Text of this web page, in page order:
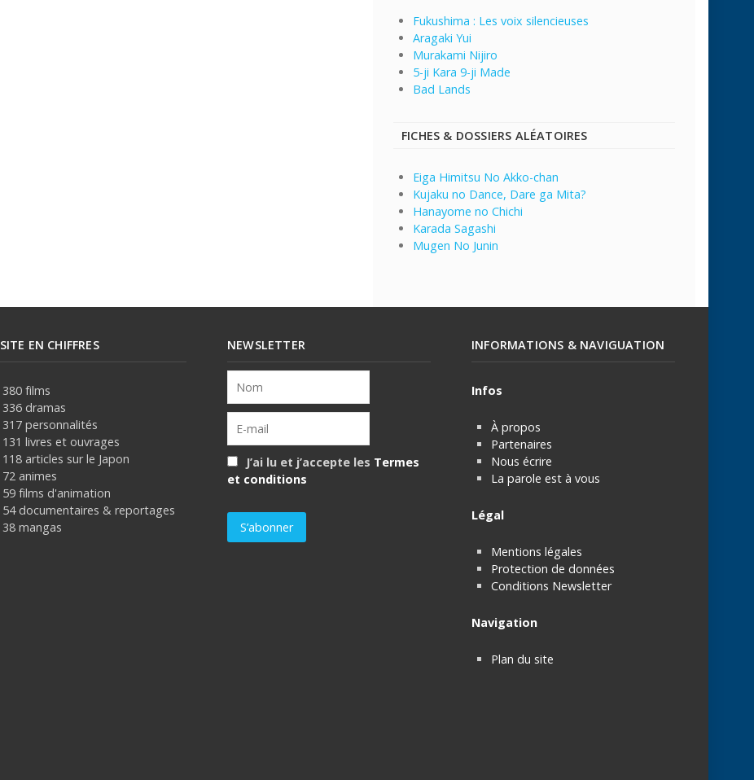
Fukushima : Les voix silencieuses
Aragaki Yui
Murakami Nijiro
5-ji Kara 9-ji Made
Bad Lands
FICHES & DOSSIERS ALÉATOIRES
Eiga Himitsu No Akko-chan
Kujaku no Dance, Dare ga Mita?
Hanayome no Chichi
Karada Sagashi
Mugen No Junin
EN CHIFFRES
380 films
336 dramas
317 personnalités
131 livres et ouvrages
118 articles sur le Japon
72 animes
59 films d'animation
54 documentaires & reportages
38 mangas
NEWSLETTER
J’ai lu et j’accepte les Termes
et conditions
INFORMATIONS & NAVIGUATION
Infos
À propos
Partenaires
Nous écrire
La parole est à vous
Légal
Mentions légales
Protection de données
Conditions Newsletter
Navigation
Plan du site